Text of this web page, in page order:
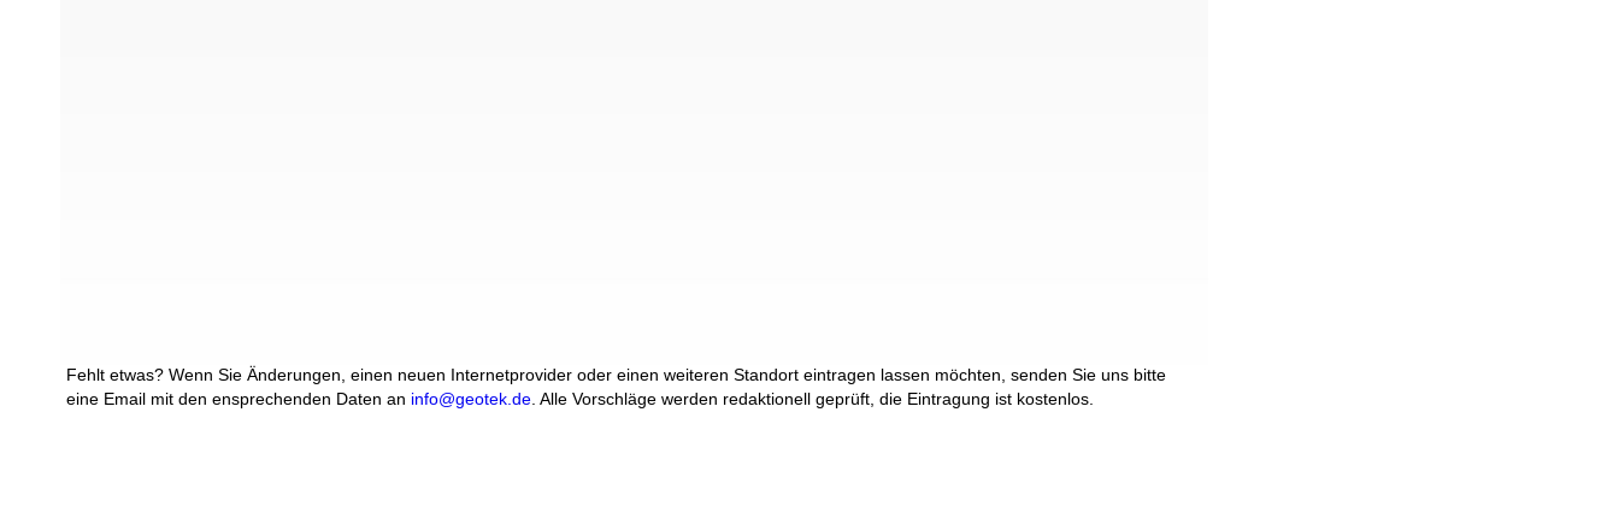
Fehlt etwas? Wenn Sie Änderungen, einen neuen Internetprovider oder einen weiteren Standort eintragen lassen möchten, senden Sie uns bitte
eine Email mit den ensprechenden Daten an info@geotek.de . Alle Vorschläge werden redaktionell geprüft, die Eintragung ist kostenlos.